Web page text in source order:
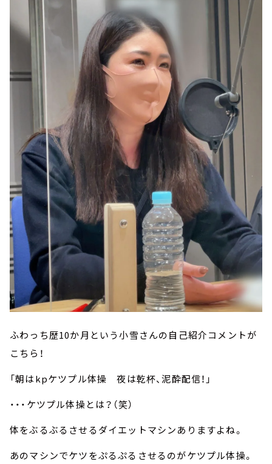
ふわっち歴10か月という小雪さんの自己紹介コメントが
こちら！
「朝はkpケツプル体操 夜は乾杯、泥酔配信！」
・・・ケツプル体操とは？（笑）
体をぶるぶるさせるダイエットマシンありますよね。
あのマシンでケツをぷるぷるさせるのがケツプル体操。